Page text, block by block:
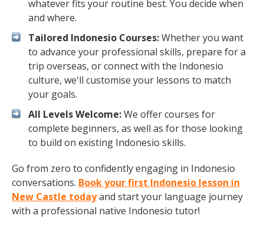
whatever fits your routine best. You decide when
and where.
Tailored Indonesio Courses:Whether you want
to advance your professional skills, prepare for a
trip overseas, or connect with the Indonesio
culture, we'll customise your lessons to match
your goals.
All Levels Welcome:We offer courses for
complete beginners, as well as for those looking
to build on existing Indonesio skills.
Go from zero to confidently engaging in Indonesio
conversations. Book your first Indonesio lesson in
New Castle todayand start your language journey
with a professional native Indonesio tutor!